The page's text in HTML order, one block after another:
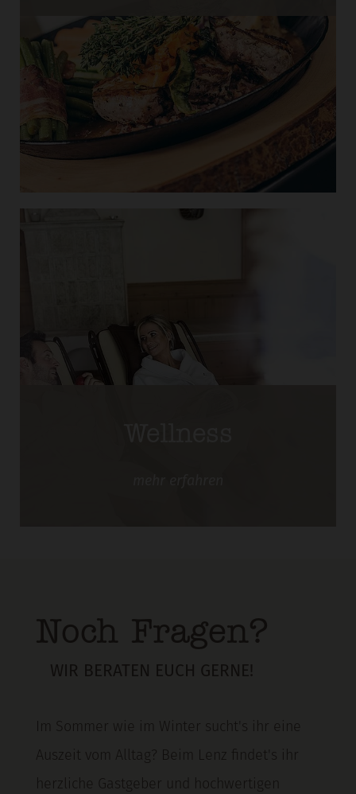
Noch Fragen?
WIR BERATEN EUCH GERNE!
Im Sommer wie im Winter sucht's ihr eine
Auszeit vom Alltag? Beim Lenz findet's ihr
herzliche Gastgeber und hochwertigen